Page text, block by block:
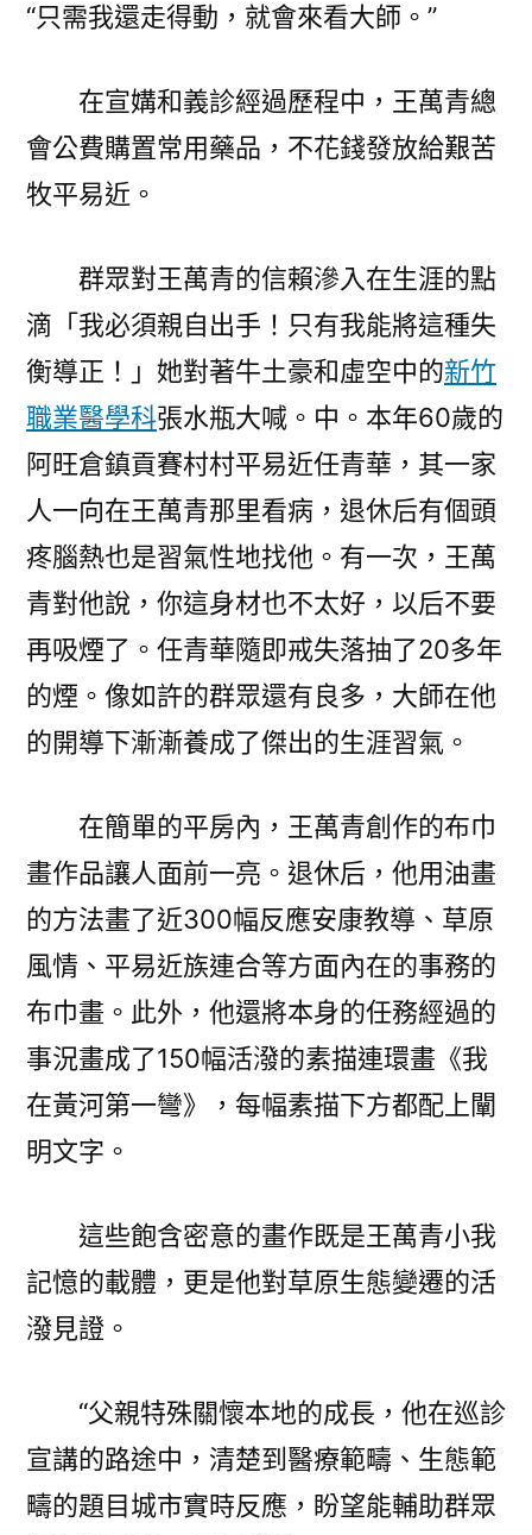
“只需我還走得動，就會來看大師。”
在宣媾和義診經過歷程中，王萬青總
會公費購置常用藥品，不花錢發放給艱苦
牧平易近。
群眾對王萬青的信賴滲入在生涯的點
滴「我必須親自出手！只有我能將這種失
衡導正！」她對著牛土豪和虛空中的新竹
職業醫學科張水瓶大喊。中。本年60歲的
阿旺倉鎮貢賽村村平易近任青華，其一家
人一向在王萬青那里看病，退休后有個頭
疼腦熱也是習氣性地找他。有一次，王萬
青對他說，你這身材也不太好，以后不要
再吸煙了。任青華隨即戒失落抽了20多年
的煙。像如許的群眾還有良多，大師在他
的開導下漸漸養成了傑出的生涯習氣。
在簡單的平房內，王萬青創作的布巾
畫作品讓人面前一亮。退休后，他用油畫
的方法畫了近300幅反應安康教導、草原
風情、平易近族連合等方面內在的事務的
布巾畫。此外，他還將本身的任務經過的
事況畫成了150幅活潑的素描連環畫《我
在黃河第一彎》，每幅素描下方都配上闡
明文字。
這些飽含密意的畫作既是王萬青小我
記憶的載體，更是他對草原生態變遷的活
潑見證。
“父親特殊關懷本地的成長，他在巡診
宣講的路途中，清楚到醫療範疇、生態範
疇的題目城市實時反應，盼望能輔助群眾